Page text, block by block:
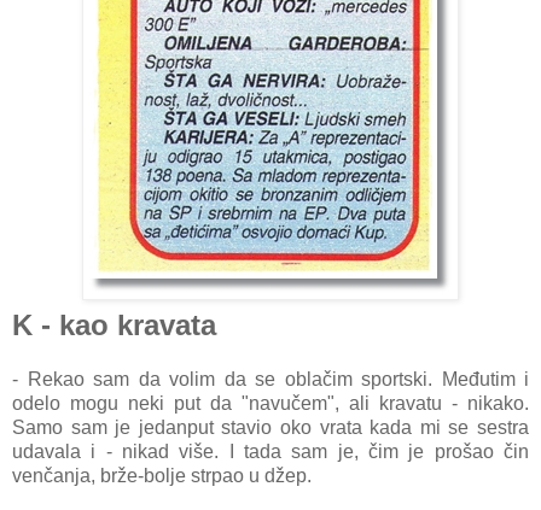
K - kao kravata
- Rekao sam da volim da se oblačim sportski. Međutim i
odelo mogu neki put da "navučem", ali kravatu - nikako.
Samo sam je jedanput stavio oko vrata kada mi se sestra
udavala i - nikad više. I tada sam je, čim je prošao čin
venčanja, brže-bolje strpao u džep.